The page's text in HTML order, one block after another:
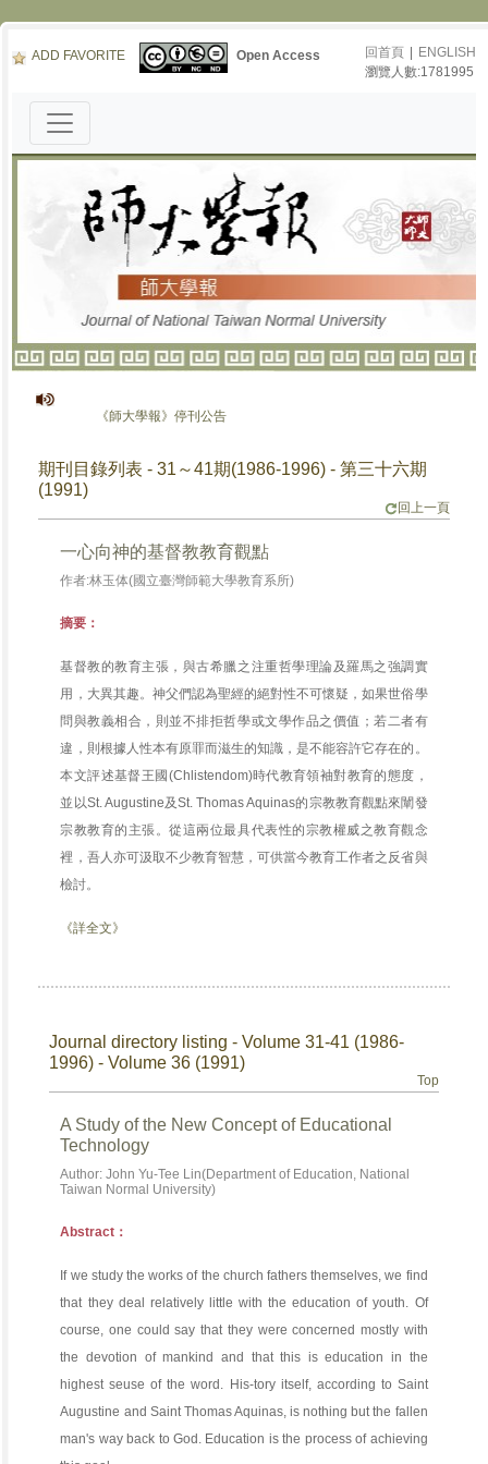
ADD FAVORITE Open Access 回首頁
ENGLISH
瀏覽人數:1781995
《師大學報》停刊公告
期刊目錄列表 - 31～41期(1986-1996) - 第三十六期
(1991)
回上一頁
一心向神的基督教教育觀點
作者:林玉体(國立臺灣師範大學教育系所)
摘要：
基督教的教育主張，與古希臘之注重哲學理論及羅馬之強調實
用，大異其趣。神父們認為聖經的絕對性不可懷疑，如果世俗學
問與教義相合，則並不排拒哲學或文學作品之價值；若二者有
違，則根據人性本有原罪而滋生的知識，是不能容許它存在的。
本文評述基督王國(Chlistendom)時代教育領袖對教育的態度，
並以St. Augustine及St. Thomas Aquinas的宗教教育觀點來闡發
宗教教育的主張。從這兩位最具代表性的宗教權威之教育觀念
裡，吾人亦可汲取不少教育智慧，可供當今教育工作者之反省與
檢討。
《詳全文》
Journal directory listing - Volume 31-41 (1986-
1996) - Volume 36 (1991)
Top
A Study of the New Concept of Educational
Technology
Author: John Yu-Tee Lin(Department of Education, National
Taiwan Normal University)
Abstract：
If we study the works of the church fathers themselves, we find
that they deal relatively little with the education of youth. Of
course, one could say that they were concerned mostly with
the devotion of mankind and that this is education in the
highest seuse of the word. His-tory itself, according to Saint
Augustine and Saint Thomas Aquinas, is nothing but the fallen
man's way back to God. Education is the process of achieving